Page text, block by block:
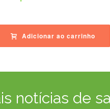
Adicionar ao carrinho
notícias de